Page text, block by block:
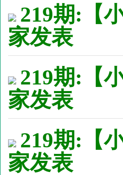
219期:【
家发表
219期:【
家发表
219期:【
家发表